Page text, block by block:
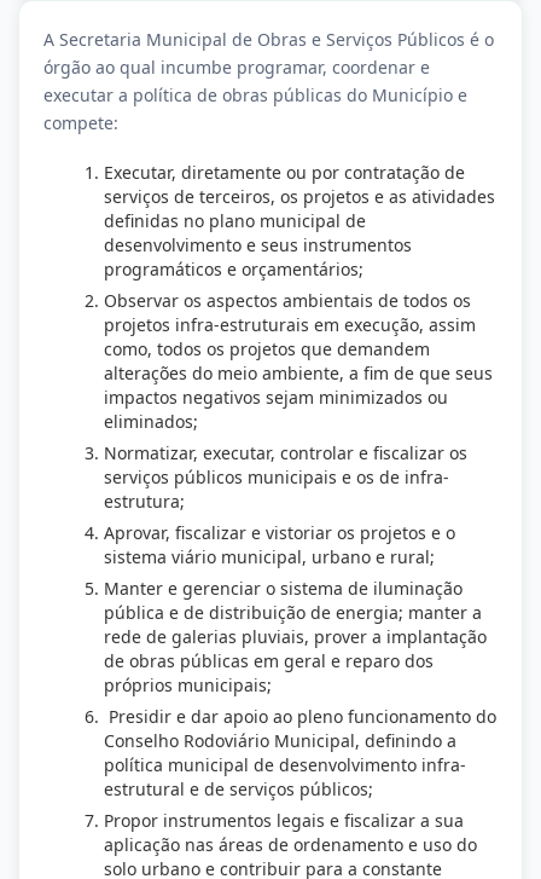
A Secretaria Municipal de Obras e Serviços Públicos é o
órgão ao qual incumbe programar, coordenar e
executar a política de obras públicas do Município e
compete:
Executar, diretamente ou por contratação de
serviços de terceiros, os projetos e as atividades
definidas no plano municipal de
desenvolvimento e seus instrumentos
programáticos e orçamentários;
Observar os aspectos ambientais de todos os
projetos infra-estruturais em execução, assim
como, todos os projetos que demandem
alterações do meio ambiente, a fim de que seus
impactos negativos sejam minimizados ou
eliminados;
Normatizar, executar, controlar e fiscalizar os
serviços públicos municipais e os de infra-
estrutura;
Aprovar, fiscalizar e vistoriar os projetos e o
sistema viário municipal, urbano e rural;
Manter e gerenciar o sistema de iluminação
pública e de distribuição de energia; manter a
rede de galerias pluviais, prover a implantação
de obras públicas em geral e reparo dos
próprios municipais;
Presidir e dar apoio ao pleno funcionamento do
Conselho Rodoviário Municipal, definindo a
política municipal de desenvolvimento infra-
estrutural e de serviços públicos;
Propor instrumentos legais e fiscalizar a sua
aplicação nas áreas de ordenamento e uso do
solo urbano e contribuir para a constante